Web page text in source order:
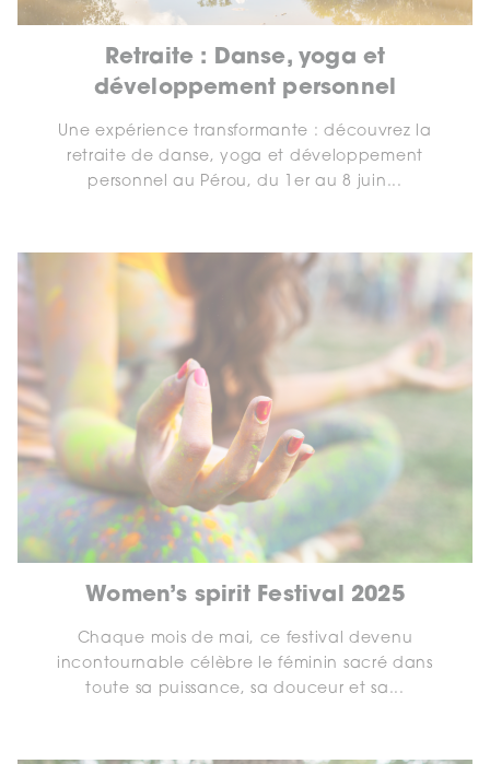
Retraite : Danse, yoga et
développement personnel
Une expérience transformante : découvrez la
retraite de danse, yoga et développement
personnel au Pérou, du 1er au 8 juin...
Women’s spirit Festival 2025
Chaque mois de mai, ce festival devenu
incontournable célèbre le féminin sacré dans
toute sa puissance, sa douceur et sa...